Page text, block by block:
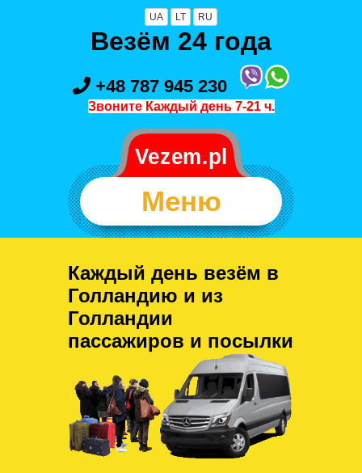
UA LT RU
Везём 24 года
+48 787 945 230
Звоните Каждый день 7-21 ч.
Меню
Каждый день везём в
Голландию и из
Голландии
пассажиров и посылки